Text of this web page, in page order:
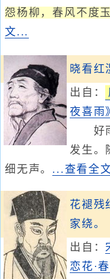
怨杨柳，春风不度
文...
晓看红
出自：
夜喜雨
好雨
发生。
细无声。 ...查看全
花褪残
家绕。
出自：
恋花·春